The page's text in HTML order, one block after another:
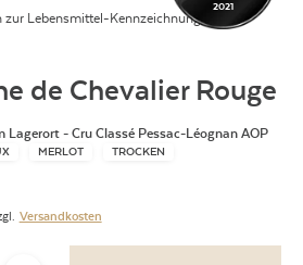
zur Lebensmittel-Kennzeichnung
2021
de Chevalier Rouge
Lagerort - Cru Classé Pessac-Léognan AOP
MERLOT TROCKEN
Versandkosten